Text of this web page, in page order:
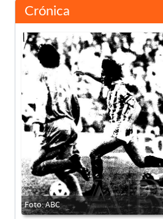
Crónica